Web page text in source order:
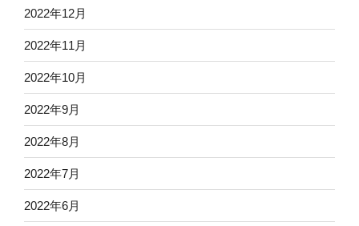
2022年12月
2022年11月
2022年10月
2022年9月
2022年8月
2022年7月
2022年6月